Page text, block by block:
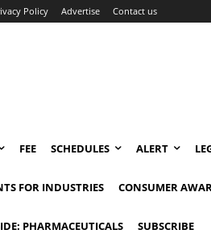
Policy Advertise Contact us
FEE SCHEDULES ALERT
FOR INDUSTRIES CONSUMER
PHARMACEUTICALS SUBSCRIBE